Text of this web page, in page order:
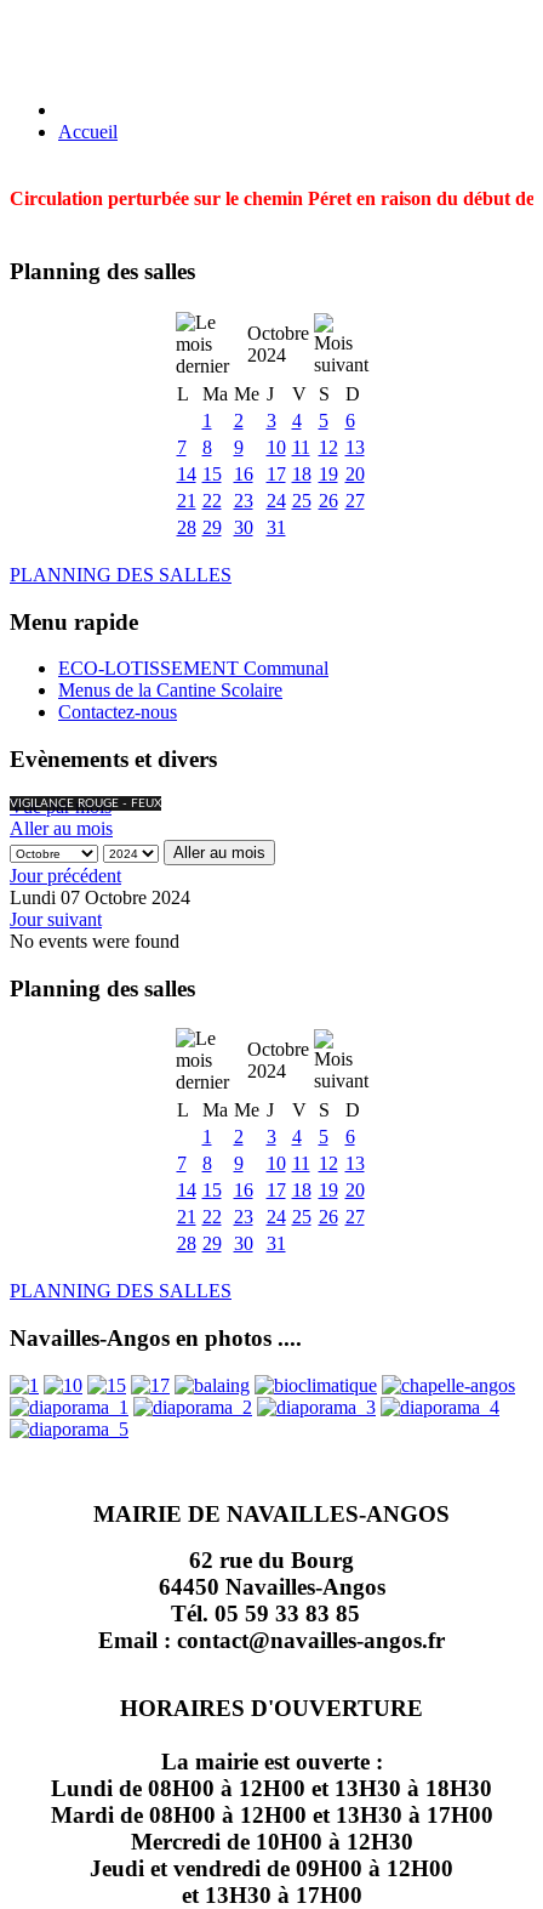
Accueil
Circulation perturbée sur le chemin Péret en raison du début
Planning des salles
Octobre
2024
L
Ma Me J V S
D
1
2 3 4 5
6
7
8 9 10 11 12 13
14 15 16 17 18 19 20
21 22 23 24 25 26 27
28 29 30 31
PLANNING DES SALLES
Menu rapide
ECO-LOTISSEMENT Communal
Menus de la Cantine Scolaire
Contactez-nous
Evènements et divers
VIGILANCE ROUGE - FEUX
Vue par mois
Aller au mois
Aller au mois
Jour précédent
Lundi 07 Octobre 2024
Jour suivant
No events were found
Planning des salles
Octobre
2024
L
Ma Me J V S
D
1
2 3 4 5
6
7
8 9 10 11 12 13
14 15 16 17 18 19 20
21 22 23 24 25 26 27
28 29 30 31
PLANNING DES SALLES
Navailles-Angos en photos ....
MAIRIE DE NAVAILLES-ANGOS
62 rue du Bourg
64450 Navailles-Angos
Tél. 05 59 33 83 85
Email : contact@navailles-angos.fr
HORAIRES D'OUVERTURE
La mairie est ouverte :
Lundi de 08H00 à 12H00 et 13H30 à 18H30
Mardi de 08H00 à 12H00 et 13H30 à 17H00
Mercredi de 10H00 à 12H30
Jeudi et vendredi de 09H00 à 12H00
et 13H30 à 17H00